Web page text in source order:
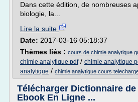
Dans cette édition, de nombreuses
biologie, la...
Lire la suite
Date: 2017-03-16 05:18:37
Thèmes liés : cours de chimie analytique
chimie analytique pdf/ chimie analytique
analytique / chimie analytique cours
Télécharger Dictionnaire
Ebook En Ligne ...